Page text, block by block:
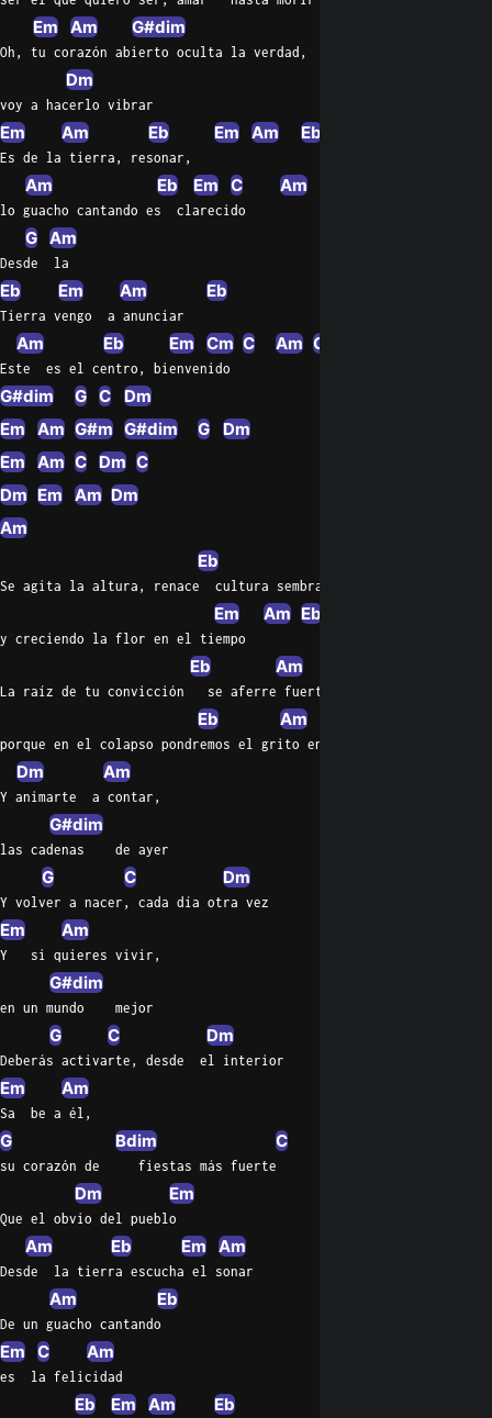
Em Am G#dim
Oh, tu corazón abierto oculta la verdad,
Dm
voy a hacerlo vibrar
Em Am Eb Em Am Eb
Es de la tierra, resonar,
Am Eb Em C Am
lo guacho cantando es  clarecido
G Am
Desde  la
Eb Em Am Eb
Tierra vengo  a anunciar
Am Eb Em Cm C Am G#dim
Este  es el centro, bienvenido
G#dim G C
Dm
Em Am G#m G#dim G
Dm
Em Am C Dm C
Dm Em Am Dm
Am
Eb
Se agita la altura, renace  cultura sembrada
Em Am Eb
y creciendo la flor en el tiempo
Eb Am
La raíz de tu convicción   se aferre fuerte al suelo
Eb Am
porque en el colapso pondremos el grito en el cielo
Dm Am
Y animarte  a contar,
G#dim
las cadenas    de ayer
G C Dm
Y volver a nacer, cada día otra vez
Em Am
Y   si quieres vivir,
G#dim
en un mundo    mejor
G C Dm
Deberás activarte, desde  el interior
Em Am
Sa  be a él,
G Bdim C
su corazón de     fiestas más fuerte
Dm Em
Que el obvio del pueblo
Am Eb Em Am
Desde  la tierra escucha el sonar
Am Eb
De un guacho cantando
Em C Am
es  la felicidad
Eb Em Am Eb